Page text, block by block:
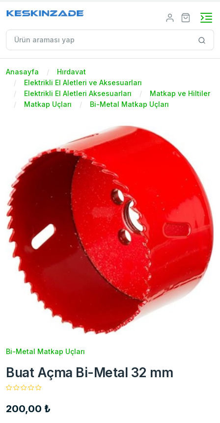
Anasayfa
Hırdavat
Elektrikli El Aletleri ve Aksesuarları
Elektrikli El Aletleri Aksesuarları
Matkap ve Hiltiler
Matkap Uçları
Bi-Metal Matkap Uçları
Bi-Metal Matkap Uçları
Buat Açma Bi-Metal 32 mm
200,00 ₺